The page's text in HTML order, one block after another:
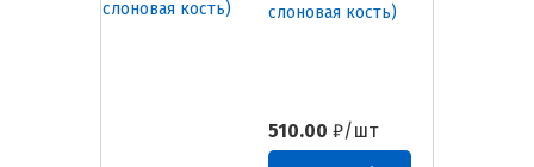
слоновая кость)
510.00 ₽/шт